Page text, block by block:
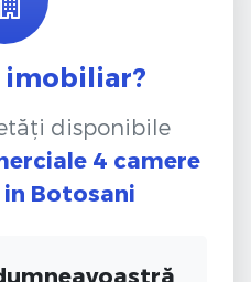
imobiliar?
disponibile
4 camere
in Botosani